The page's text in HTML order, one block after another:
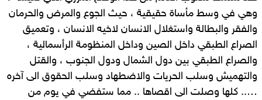
وهي في وسط مأساة حقيقية ، حيث الجوع والمرض والحرمان
والفقر والبطالة واستغلال الانسان لاخيه الانسان ، وتعميق
الصراع الطبقي داخل الصين وداخل المنظومة الرأسمالية ،
والصراع الطبقي بين دول الشمال ودول الجنوب ، والقتل
والتهميش وسلب الحريات والاضطهاد وسلب الحقوق الى آخره
….. كلها وصلت الى اقصاها .. مما ستفضي في يوم من